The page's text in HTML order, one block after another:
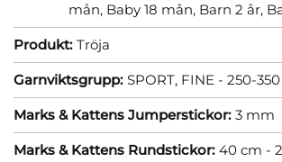
mån, Baby 18 mån, Barn 2 år,
Produkt: Tröja
Garnviktsgrupp: SPORT, FINE - 250-
Marks & Kattens Jumperstickor: 3 mm
Marks & Kattens Rundstickor: 40 cm -